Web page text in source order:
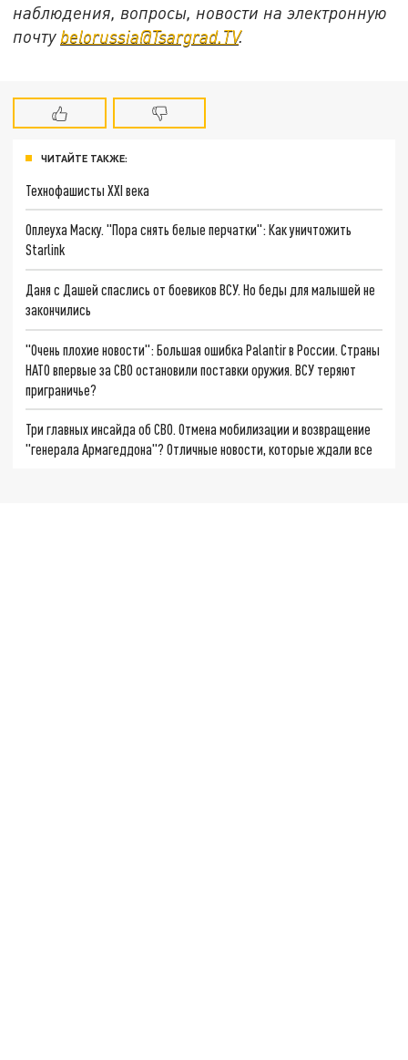
наблюдения, вопросы, новости на электронную
почту belorussia@Tsargrad.TV.
ЧИТАЙТЕ ТАКЖЕ:
Технофашисты XXI века
Оплеуха Маску. "Пора снять белые перчатки": Как уничтожить
Starlink
Даня с Дашей спаслись от боевиков ВСУ. Но беды для малышей не
закончились
"Очень плохие новости": Большая ошибка Palantir в России. Страны
НАТО впервые за СВО остановили поставки оружия. ВСУ теряют
приграничье?
Три главных инсайда об СВО. Отмена мобилизации и возвращение
"генерала Армагеддона"? Отличные новости, которые ждали все